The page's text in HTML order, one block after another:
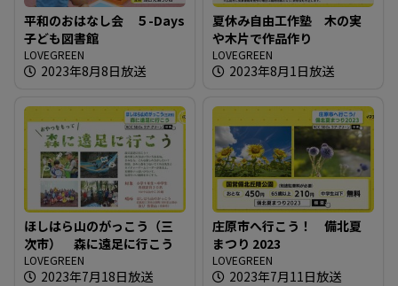
平和のおはなし会 ５-Days
子ども図書館
LOVEGREEN
2023年8月8日放送
夏休み自由工作塾 木の実
や木片で作品作り
LOVEGREEN
2023年8月1日放送
ほしはら山のがっこう（三
次市） 森に遠足に行こう
LOVEGREEN
2023年7月18日放送
庄原市へ行こう！ 備北夏
まつり 2023
LOVEGREEN
2023年7月11日放送